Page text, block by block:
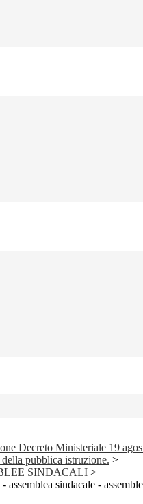
Decreto Ministeriale 19
pubblica istruzione. >
SINDACALI >
assemblea sindacale -